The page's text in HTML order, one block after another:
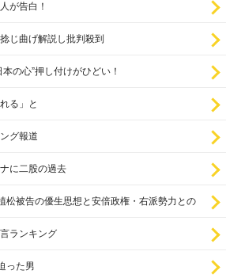
が告白！
じ曲げ解説し批判殺到
の心”押し付けがひどい！
る」と
グ報道
に二股の過去
被告の優生思想と安倍政権・右派勢力との
ランキング
った男